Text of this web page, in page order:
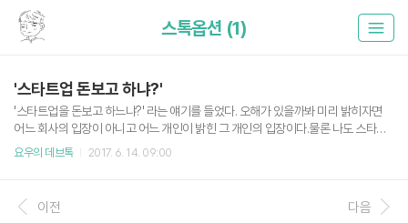
스톡옵션 (1)
'스타트업 돈보고 하냐?'
'스타트업을 돈보고 하느냐?' 라는 얘기를 들었다. 오해가 있을까봐 미리 밝히자면
어느 회사의 입장이 아니고 어느 개인이 밝힌 그 개인의 입장이다.물론 나도 스타트
업은 당장의 돈이 아니더라도 미래의 가치나 정말 회사가 잘 되었을 때의 보상을 보
돈 걱정 없이 스타트업을 할 수 있는 사람, 아니면 정말로 회사의 비전이나 대표에게
강하게 감명받아서 뜻을 함께하고 싶어 도원결의를 맺은 사람들이다. 그들은 성공
요우의 데브톡 2017. 6. 14. 09:00
이전 다음